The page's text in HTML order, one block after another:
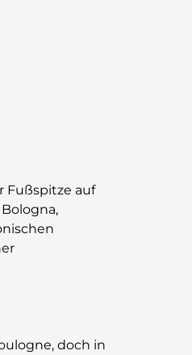
Fußspitze auf
doch in